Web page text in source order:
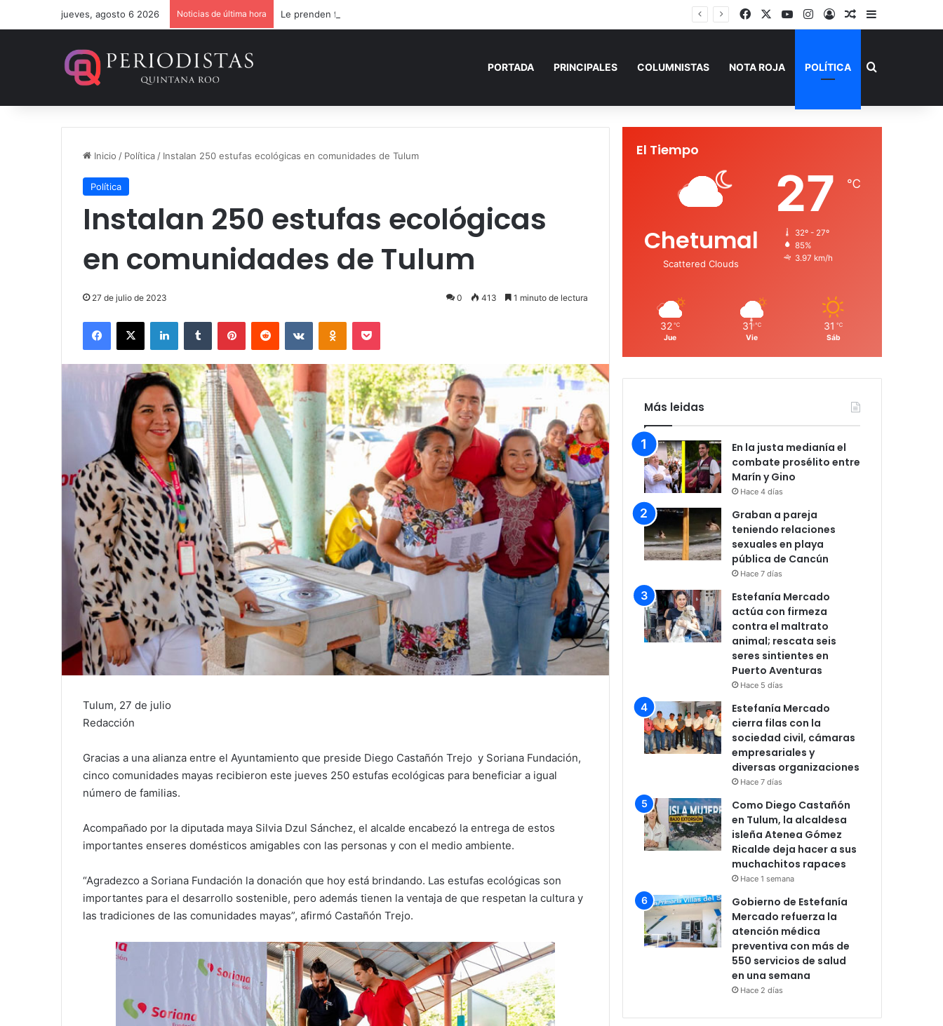
jueves, agosto 6 2026 Noticias de última hora Le prenden fuego a camioneta involucrada en balacera en Carrillo Puerto FacebookYouTubeInstagram
AccesoPublicación al
Barra lateral
PORTADA PRINCIPALES COLUMNISTAS NOTA ROJA POLÍTICA Buscar por
Inicio / Política / Instalan 250 estufas ecológicas en comunidades de Tulum
Política
Instalan 250 estufas ecológicas
en comunidades de Tulum
27 de julio de 2023 0 413 1 minuto de lectura
Facebook
X LinkedInTumblr PinterestReddit VKontakteOdnoklassniki
Pocket
Tulum, 27 de julio
Redacción
Gracias a una alianza entre el Ayuntamiento que preside Diego Castañón Trejo y Soriana Fundación,
cinco comunidades mayas recibieron este jueves 250 estufas ecológicas para beneficiar a igual
número de familias.
Acompañado por la diputada maya Silvia Dzul Sánchez, el alcalde encabezó la entrega de estos
importantes enseres domésticos amigables con las personas y con el medio ambiente.
“Agradezco a Soriana Fundación la donación que hoy está brindando. Las estufas ecológicas son
importantes para el desarrollo sostenible, pero además tienen la ventaja de que respetan la cultura y
las tradiciones de las comunidades mayas”, afirmó Castañón Trejo.
El Tiempo
Chetumal
Scattered Clouds
27 ℃
32º - 27º
85%
3.97 km/h
32 ℃
Jue
31 ℃
Vie
31 ℃
Sáb
Más leidas
En la justa medianía el
combate prosélito entre
Marín y Gino
Hace 4 días
Graban a pareja
teniendo relaciones
sexuales en playa
pública de Cancún
Hace 7 días
Estefanía Mercado
actúa con firmeza
contra el maltrato
animal; rescata seis
seres sintientes en
Puerto Aventuras
Hace 5 días
Estefanía Mercado
cierra filas con la
sociedad civil, cámaras
empresariales y
diversas organizaciones
Hace 7 días
Como Diego Castañón
en Tulum, la alcaldesa
isleña Atenea Gómez
Ricalde deja hacer a sus
muchachitos rapaces
Hace 1 semana
Gobierno de Estefanía
Mercado refuerza la
atención médica
preventiva con más de
550 servicios de salud
en una semana
Hace 2 días